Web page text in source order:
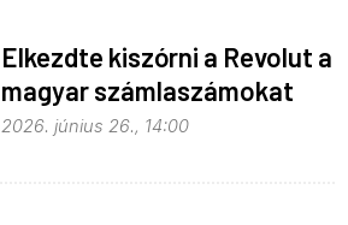
Elkezdte kiszórni a Revolut a
magyar számlaszámokat
2026. június 26., 14:00